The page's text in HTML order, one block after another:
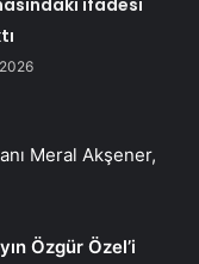
ifadesi
Meral Akşener,
Özgür Özel’i